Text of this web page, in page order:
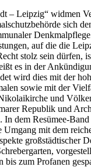
– Leipzig“ widmen
sich
auf die die
stolz sein dürfen,
es in der
wird dies mit der
sowie mit der
und
Republik und
In dem Resümee-
Umgang mit dem
großstädtischer
bis zum Profanen